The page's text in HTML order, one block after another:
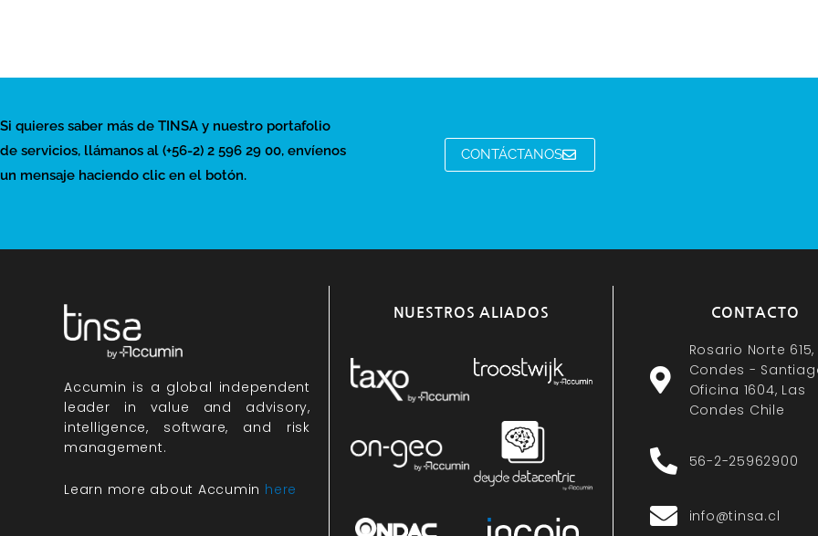
Si quieres saber más de TINSA y nuestro portafolio
de servicios, llámanos al (+56-2) 2 596 29 00, envíenos
un mensaje haciendo clic en el botón.
CONTÁCTANOS
Accumin is a global independent
leader in value and advisory,
intelligence, software, and risk
management.
Learn more about Accumin here
NUESTROS ALIADOS CONTACTO
Rosario Norte 615,
Condes -
Oficina 1604, Las
Condes Chile
56-2-25962900
info@tinsa.cl